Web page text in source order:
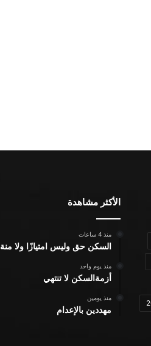
الأكثر مشاهدة
منذ 4 ساعات
السكن حق وليس امتيازًا ولا منة
منذ يوم واحد
أزمةالسكن لا تنتهي
منذ يومين
مهددين بالإعدام